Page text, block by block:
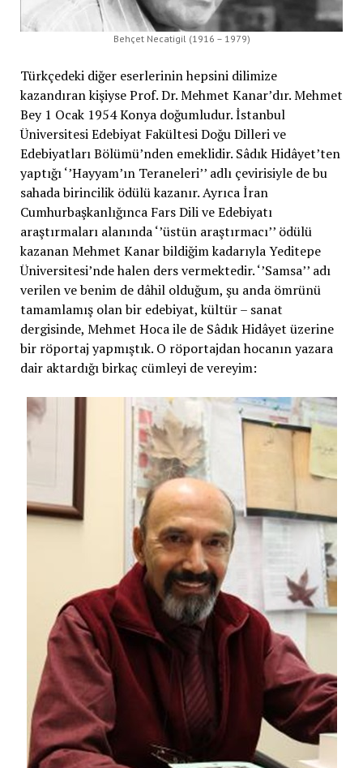
Behçet Necatigil (1916 – 1979)
Türkçedeki diğer eserlerinin hepsini dilimize
kazandıran kişiyse Prof. Dr. Mehmet Kanar’dır. Mehmet
Bey 1 Ocak 1954 Konya doğumludur. İstanbul
Üniversitesi Edebiyat Fakültesi Doğu Dilleri ve
Edebiyatları Bölümü’nden emeklidir. Sâdık Hidâyet’ten
yaptığı ‘’Hayyam’ın Teraneleri’’ adlı çevirisiyle de bu
sahada birincilik ödülü kazanır. Ayrıca İran
Cumhurbaşkanlığınca Fars Dili ve Edebiyatı
araştırmaları alanında ‘’üstün araştırmacı’’ ödülü
kazanan Mehmet Kanar bildiğim kadarıyla Yeditepe
Üniversitesi’nde halen ders vermektedir. ‘’Samsa’’ adı
verilen ve benim de dâhil olduğum, şu anda ömrünü
tamamlamış olan bir edebiyat, kültür – sanat
dergisinde, Mehmet Hoca ile de Sâdık Hidâyet üzerine
bir röportaj yapmıştık. O röportajdan hocanın yazara
dair aktardığı birkaç cümleyi de vereyim: